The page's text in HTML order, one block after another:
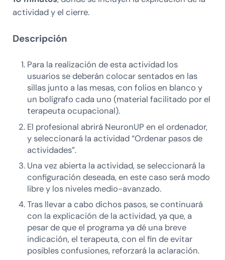
actividad y el cierre.
Descripción
Para la realización de esta actividad los
usuarios se deberán colocar sentados en las
sillas junto a las mesas, con folios en blanco y
un bolígrafo cada uno (material facilitado por el
terapeuta ocupacional).
El profesional abrirá NeuronUP en el ordenador,
y seleccionará la actividad “Ordenar pasos de
actividades”.
Una vez abierta la actividad, se seleccionará la
configuración deseada, en este caso será modo
libre y los niveles medio-avanzado.
Tras llevar a cabo dichos pasos, se continuará
con la explicación de la actividad, ya que, a
pesar de que el programa ya dé una breve
indicación, el terapeuta, con el fin de evitar
posibles confusiones, reforzará la aclaración.